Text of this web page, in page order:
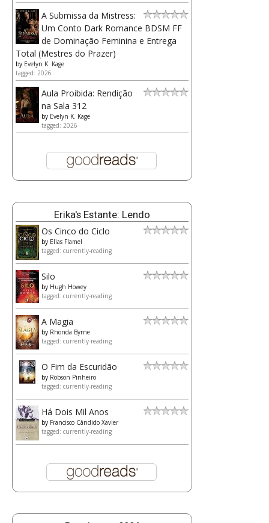
A Submissa da Mistress:
Um Conto Dark Romance BDSM FF
de Dominação Feminina e Entrega
Total (Mestres do Prazer)
by Evelyn K. Kage
tagged: 2026
Aula Proibida: Rendição
na Sala 312
by Evelyn K. Kage
tagged: 2026
Erika's Estante: Lendo
Os Cinco do Ciclo
by Elias Flamel
tagged: currently-reading
Silo
by Hugh Howey
tagged: currently-reading
A Magia
by Rhonda Byrne
tagged: currently-reading
O Fim da Escuridão
by Robson Pinheiro
tagged: currently-reading
Há Dois Mil Anos
by Francisco Cândido Xavier
tagged: currently-reading